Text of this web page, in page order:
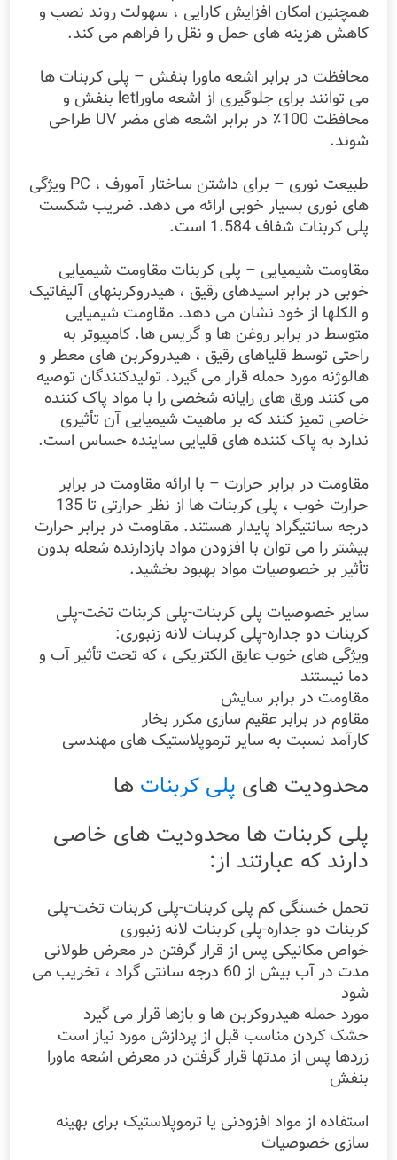
همچنین امکان افزایش کارایی ، سهولت روند نصب و
کاهش هزینه های حمل و نقل را فراهم می کند.
محافظت در برابر اشعه ماورا بنفش – پلی کربنات ها
می توانند برای جلوگیری از اشعه ماوراlet بنفش و
محافظت 100٪ در برابر اشعه های مضر UV طراحی
شوند.
طبیعت نوری – برای داشتن ساختار آمورف ، PC ویژگی
های نوری بسیار خوبی ارائه می دهد. ضریب شکست
پلی کربنات شفاف 1.584 است.
مقاومت شیمیایی – پلی کربنات مقاومت شیمیایی
خوبی در برابر اسیدهای رقیق ، هیدروکربنهای آلیفاتیک
و الکلها از خود نشان می دهد. مقاومت شیمیایی
متوسط ​​در برابر روغن ها و گریس ها. کامپیوتر به
راحتی توسط قلیاهای رقیق ، هیدروکربن های معطر و
هالوژنه مورد حمله قرار می گیرد. تولیدکنندگان توصیه
می کنند ورق های رایانه شخصی را با مواد پاک کننده
خاصی تمیز کنند که بر ماهیت شیمیایی آن تأثیری
ندارد به پاک کننده های قلیایی ساینده حساس است.
مقاومت در برابر حرارت – با ارائه مقاومت در برابر
حرارت خوب ، پلی کربنات ها از نظر حرارتی تا 135
درجه سانتیگراد پایدار هستند. مقاومت در برابر حرارت
بیشتر را می توان با افزودن مواد بازدارنده شعله بدون
تأثیر بر خصوصیات مواد بهبود بخشید.
سایر خصوصیات پلی کربنات-پلی کربنات تخت-پلی
کربنات دو جداره-پلی کربنات لانه زنبوری:
ویژگی های خوب عایق الکتریکی ، که تحت تأثیر آب و
دما نیستند
مقاومت در برابر سایش
مقاوم در برابر عقیم سازی مکرر بخار
کارآمد نسبت به سایر ترموپلاستیک های مهندسی
محدودیت های پلی کربنات ها
پلی کربنات ها محدودیت های خاصی
دارند که عبارتند از:
تحمل خستگی کم پلی کربنات-پلی کربنات تخت-پلی
کربنات دو جداره-پلی کربنات لانه زنبوری
خواص مکانیکی پس از قرار گرفتن در معرض طولانی
مدت در آب بیش از 60 درجه سانتی گراد ، تخریب می
شود
مورد حمله هیدروکربن ها و بازها قرار می گیرد
خشک کردن مناسب قبل از پردازش مورد نیاز است
زردها پس از مدتها قرار گرفتن در معرض اشعه ماورا
بنفش
استفاده از مواد افزودنی یا ترموپلاستیک برای بهینه
سازی خصوصیات